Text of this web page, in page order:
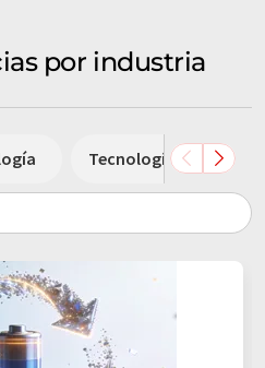
por industria
Tecnología de baterías